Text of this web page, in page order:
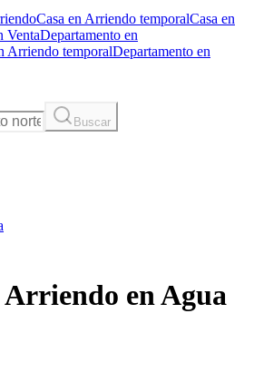
Casa en Arriendo temporalCasa en
VentaDepartamento en
Arriendo temporalDepartamento en
Buscar
Arriendo en Agua